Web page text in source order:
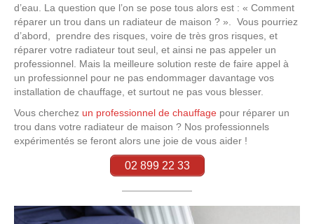
d’eau. La question que l’on se pose tous alors est : « Comment
réparer un trou dans un radiateur de maison ? ». Vous pourriez
d’abord, prendre des risques, voire de très gros risques, et
réparer votre radiateur tout seul, et ainsi ne pas appeler un
professionnel. Mais la meilleure solution reste de faire appel à
un professionnel pour ne pas endommager davantage vos
installation de chauffage, et surtout ne pas vous blesser.
Vous cherchez un professionnel de chauffage pour réparer un
trou dans votre radiateur de maison ? Nos professionnels
expérimentés se feront alors une joie de vous aider !
02 899 22 33